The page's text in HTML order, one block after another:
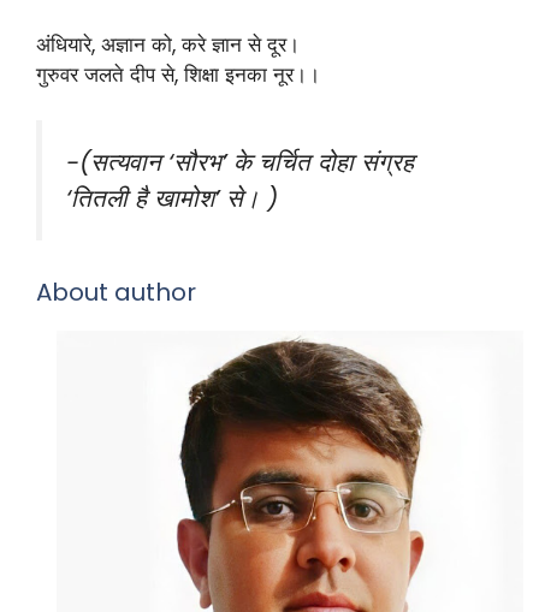
अंधियारे, अज्ञान को, करे ज्ञान से दूर।
गुरुवर जलते दीप से, शिक्षा इनका नूर।।
-(सत्यवान ‘सौरभ’ के चर्चित दोहा संग्रह
‘तितली है खामोश’ से। )
About author